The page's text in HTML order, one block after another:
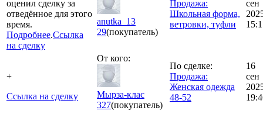
оценил сделку за
отведённое для этого
время.
Подробнее.Ссылка
на сделку
anutka_13
29(покупатель)
Продажа:
Школьная форма,
ветровки, туфли
сен
+
Ссылка на сделку
От кого:
Мырза-клас
327(покупатель)
По сделке:
Продажа:
Женская одежда
48-52
16
сен